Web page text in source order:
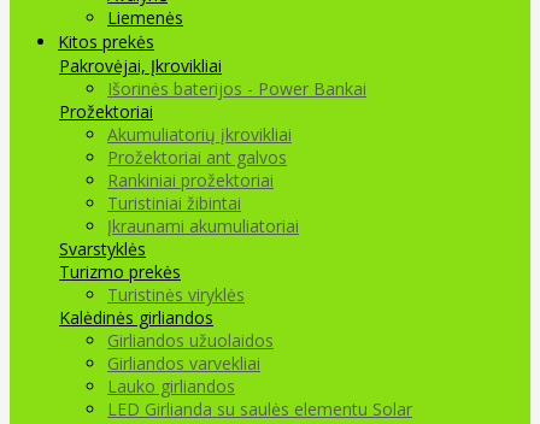
Liemenės
Kitos prekės
Pakrovėjai, Įkrovikliai
Išorinės baterijos - Power Bankai
Prožektoriai
Akumuliatorių įkrovikliai
Prožektoriai ant galvos
Rankiniai prožektoriai
Turistiniai žibintai
Įkraunami akumuliatoriai
Svarstyklės
Turizmo prekės
Turistinės viryklės
Kalėdinės girliandos
Girliandos užuolaidos
Girliandos varvekliai
Lauko girliandos
LED Girlianda su saulės elementu Solar